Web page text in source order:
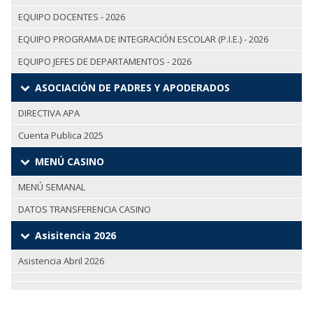
EQUIPO DOCENTES - 2026
EQUIPO PROGRAMA DE INTEGRACIÓN ESCOLAR (P.I.E.) - 2026
EQUIPO JEFES DE DEPARTAMENTOS - 2026
ASOCIACIÓN DE PADRES Y APODERADOS
DIRECTIVA APA
Cuenta Publica 2025
MENÚ CASINO
MENÚ SEMANAL
DATOS TRANSFERENCIA CASINO
Asisitencia 2026
Asistencia Abril 2026